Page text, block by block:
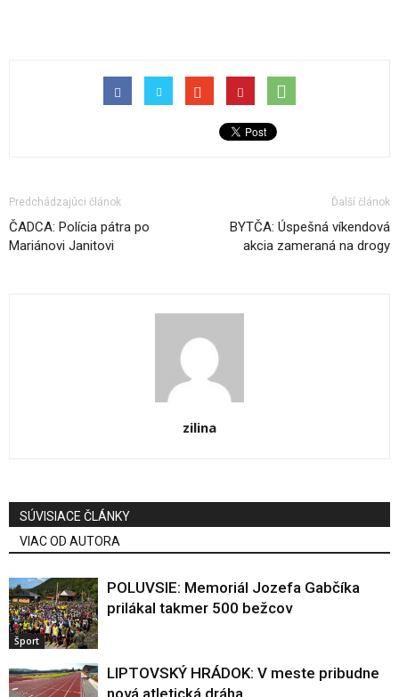
Predchádzajúci článok
ČADCA: Polícia pátra po
Mariánovi Janitovi
Ďalší článok
BYTČA: Úspešná víkendová
akcia zameraná na drogy
zilina
SÚVISIACE ČLÁNKY
VIAC OD AUTORA
Šport
POLUVSIE: Memoriál Jozefa Gabčíka
prilákal takmer 500 bežcov
LIPTOVSKÝ HRÁDOK: V meste pribudne
nová atletická dráha